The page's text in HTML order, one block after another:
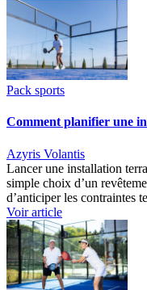
Pack sports
Comment planifier une
Azyris Volantis
Lancer une installation
simple choix d’un
d’anticiper les contraintes
Voir article